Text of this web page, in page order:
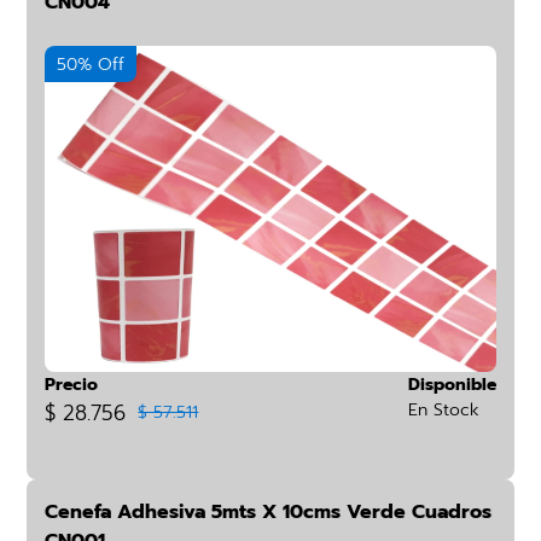
50% Off
Precio
$ 28.756 $ 57.511
Disponible
En Stock
Cenefa Adhesiva 5mts X 10cms Verde Cuadros